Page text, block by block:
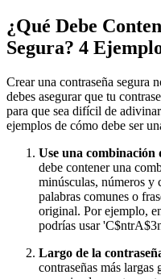
¿Qué Debe
Segura? 4
Crear una contraseña segura
debes asegurar que tu
para que sea difícil de
ejemplos de cómo debe ser
Use una combinación
debe contener una
minúsculas, números y
palabras comunes o
original. Por ejemplo,
podrías usar
Largo de la
contraseñas más largas